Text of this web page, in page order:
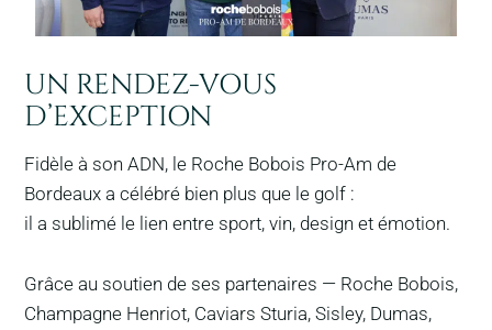
UN RENDEZ-VOUS
D’EXCEPTION
Fidèle à son ADN, le Roche Bobois Pro-Am de
Bordeaux a célébré bien plus que le golf :
il a sublimé le lien entre sport, vin, design et émotion.
Grâce au soutien de ses partenaires — Roche Bobois,
Champagne Henriot, Caviars Sturia, Sisley, Dumas,